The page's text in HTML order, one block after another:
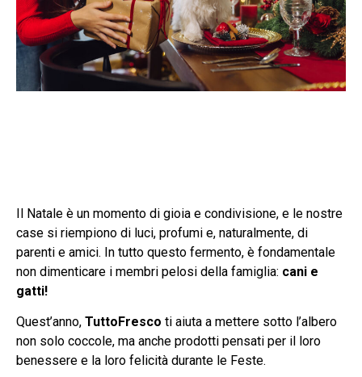
Il Natale è un momento di gioia e condivisione, e le nostre
case si riempiono di luci, profumi e, naturalmente, di
parenti e amici. In tutto questo fermento, è fondamentale
non dimenticare i membri pelosi della famiglia: cani e
gatti!
Quest’anno, TuttoFresco ti aiuta a mettere sotto l’albero
non solo coccole, ma anche prodotti pensati per il loro
benessere e la loro felicità durante le Feste.